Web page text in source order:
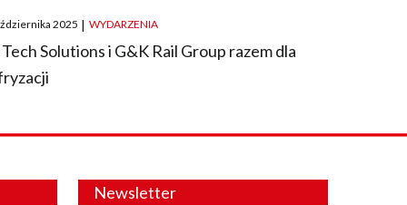
2025 | WYDARZENIA
Tech Solutions i G&K Rail Group razem dla
Newsletter